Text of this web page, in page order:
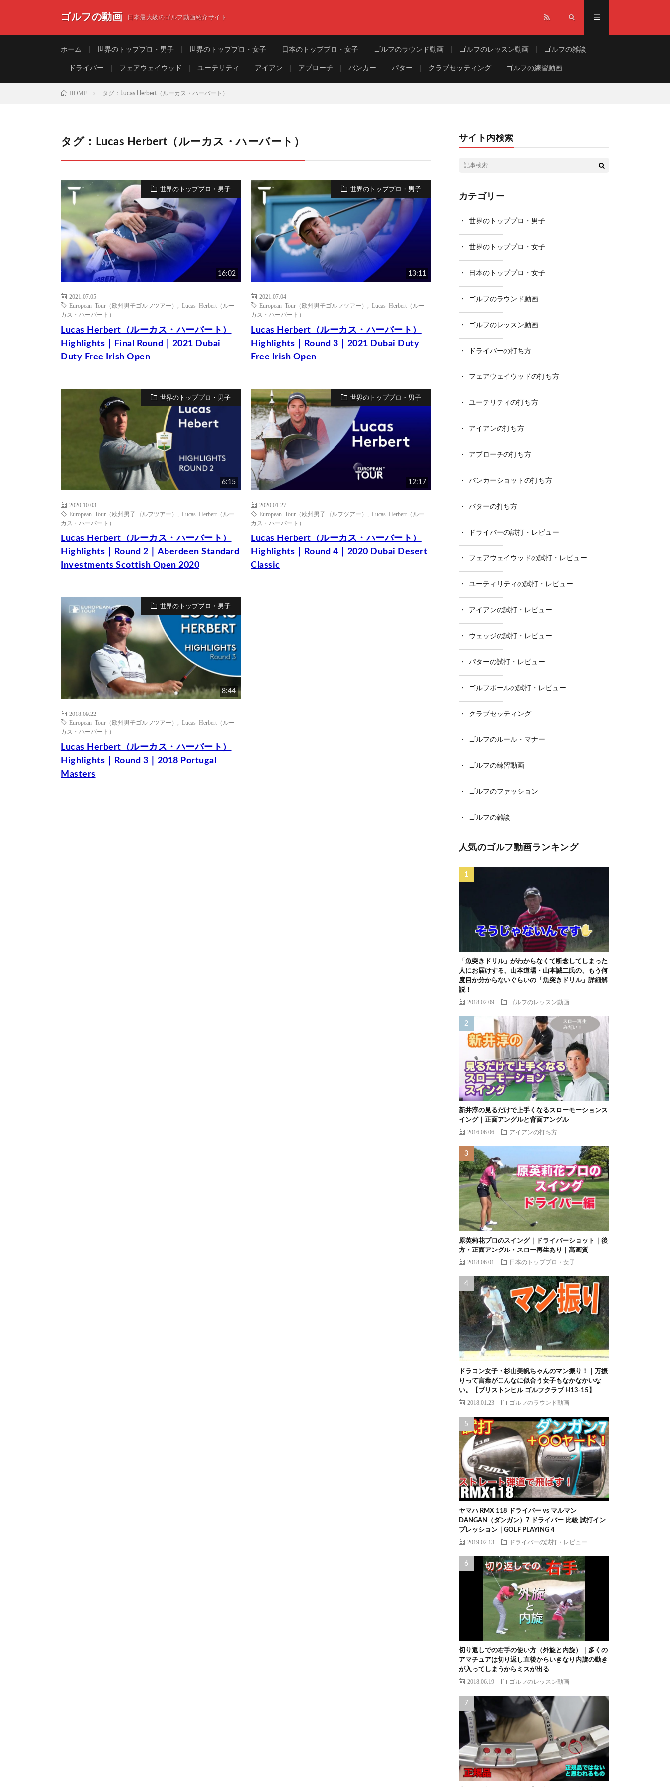
ゴルフの動画 日本最大級のゴルフ動画紹介サイト
ホーム 世界のトッププロ・男子 世界のトッププロ・女子 日本のトッププロ・女子 ゴルフのラウンド動画 ゴルフのレッスン動画 ゴルフの雑談
ドライバー フェアウェイウッド ユーテリティ アイアン アプローチ バンカー パター クラブセッティング ゴルフの練習動画
HOME タグ：Lucas Herbert（ルーカス・ハーバート）
タグ：Lucas Herbert（ルーカス・ハーバート）
世界のトッププロ・男子
16:02
2021.07.05
European Tour（欧州男子ゴルフツアー）
Lucas Herbert（ルー
カス・ハーバート）
Lucas Herbert（ルーカス・ハーバート）
Highlights｜Final Round｜2021 Dubai
Duty Free Irish Open
世界のトッププロ・男子
13:11
2021.07.04
European Tour（欧州男子ゴルフツアー）
,Lucas Herbert（ルー
カス・ハーバート）
Lucas Herbert（ルーカス・ハーバート）
Highlights｜Round 3｜2021 Dubai Duty
Free Irish Open
世界のトッププロ・男子
6:15
2020.10.03
European Tour（欧州男子ゴルフツアー）
Lucas Herbert（ルー
カス・ハーバート）
Lucas Herbert（ルーカス・ハーバート）
Highlights｜Round 2｜Aberdeen Standard
Investments Scottish Open 2020
世界のトッププロ・男子
12:17
2020.01.27
European Tour（欧州男子ゴルフツアー）
,Lucas Herbert（ルー
カス・ハーバート）
Lucas Herbert（ルーカス・ハーバート）
Highlights｜Round 4｜2020 Dubai Desert
Classic
世界のトッププロ・男子
8:44
2018.09.22
European Tour（欧州男子ゴルフツアー）
Lucas Herbert（ルー
カス・ハーバート）
Lucas Herbert（ルーカス・ハーバート）
Highlights｜Round 3｜2018 Portugal
Masters
サイト内検索
カテゴリー
世界のトッププロ・男子
世界のトッププロ・女子
日本のトッププロ・女子
ゴルフのラウンド動画
ゴルフのレッスン動画
ドライバーの打ち方
フェアウェイウッドの打ち方
ユーテリティの打ち方
アイアンの打ち方
アプローチの打ち方
バンカーショットの打ち方
パターの打ち方
ドライバーの試打・レビュー
フェアウェイウッドの試打・レビュー
ユーティリティの試打・レビュー
アイアンの試打・レビュー
ウェッジの試打・レビュー
パターの試打・レビュー
ゴルフボールの試打・レビュー
クラブセッティング
ゴルフのルール・マナー
ゴルフの練習動画
ゴルフのファッション
ゴルフの雑談
人気のゴルフ動画ランキング
「魚突きドリル」がわからなくて断念してしまった
人にお届けする、山本道場・山本誠二氏の、もう何
度目か分からないぐらいの「魚突きドリル」詳細解
説！
2018.02.09 ゴルフのレッスン動画
新井淳の見るだけで上手くなるスローモーションス
イング｜正面アングルと背面アングル
2016.06.06 アイアンの打ち方
原英莉花プロのスイング｜ドライバーショット｜後
方・正面アングル・スロー再生あり｜高画質
2018.06.01 日本のトッププロ・女子
ドラコン女子・杉山美帆ちゃんのマン振り！｜万振
りって言葉がこんなに似合う女子もなかなかいな
い。【ブリストンヒル ゴルフクラブ H13-15】
2018.01.23 ゴルフのラウンド動画
ヤマハ RMX 118 ドライバー vs マルマン
DANGAN（ダンガン）7 ドライバー 比較 試打イン
プレッション｜GOLF PLAYING 4
2019.02.13 ドライバーの試打・レビュー
切り返しでの右手の使い方（外旋と内旋）｜多くの
アマチュアは切り返し直後からいきなり内旋の動き
が入ってしまうからミスが出る
2018.06.19 ゴルフのレッスン動画